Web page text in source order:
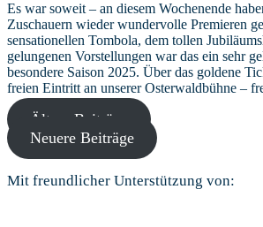
Es war soweit – an diesem Wochenende
Zuschauern wieder wundervolle Premieren
sensationellen Tombola, dem tollen
gelungenen Vorstellungen war das ein sehr
besondere Saison 2025. Über das goldene
freien Eintritt an unserer Osterwaldbühne –
Beitragsnavigation
Ältere Beiträge
Neuere Beiträge
Mit freundlicher Unterstützung von: